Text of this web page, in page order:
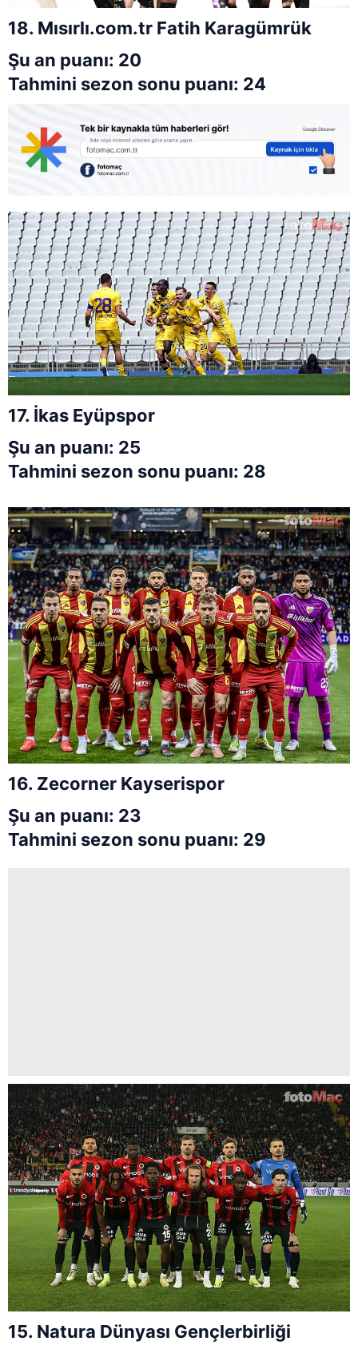
18. Mısırlı.com.tr Fatih Karagümrük
Şu an puanı: 20
Tahmini sezon sonu puanı: 24
17. İkas Eyüpspor
Şu an puanı: 25
Tahmini sezon sonu puanı: 28
16. Zecorner Kayserispor
Şu an puanı: 23
Tahmini sezon sonu puanı: 29
15. Natura Dünyası Gençlerbirliği